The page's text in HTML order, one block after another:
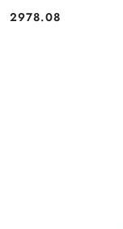
Cena:
2978.08